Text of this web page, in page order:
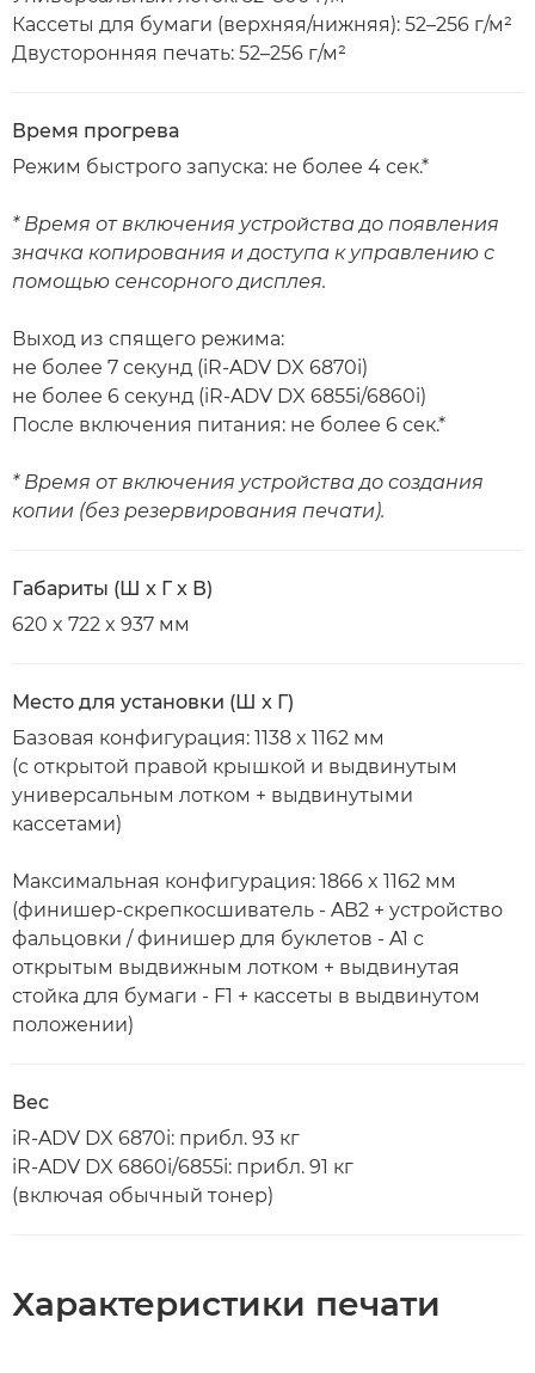
Кассеты для бумаги (верхняя/нижняя): 52–256 г/м²
Двусторонняя печать: 52–256 г/м²
Время прогрева
Режим быстрого запуска: не более 4 сек.*
* Время от включения устройства до появления
значка копирования и доступа к управлению с
помощью сенсорного дисплея.
Выход из спящего режима:
не более 7 секунд (iR-ADV DX 6870i)
не более 6 секунд (iR-ADV DX 6855i/6860i)
После включения питания: не более 6 сек.*
* Время от включения устройства до создания
копии (без резервирования печати).
Габариты (Ш x Г x В)
620 x 722 x 937 мм
Место для установки (Ш x Г)
Базовая конфигурация: 1138 x 1162 мм
(с открытой правой крышкой и выдвинутым
универсальным лотком + выдвинутыми
кассетами)
Максимальная конфигурация: 1866 x 1162 мм
(финишер-скрепкосшиватель - AB2 + устройство
фальцовки / финишер для буклетов - A1 с
открытым выдвижным лотком + выдвинутая
стойка для бумаги - F1 + кассеты в выдвинутом
положении)
Вес
iR-ADV DX 6870i: прибл. 93 кг
iR-ADV DX 6860i/6855i: прибл. 91 кг
(включая обычный тонер)
Характеристики печати